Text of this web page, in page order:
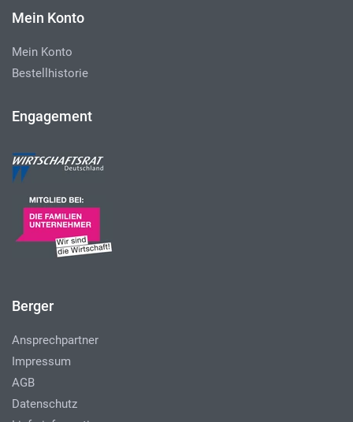
Mein Konto
Mein Konto
Bestellhistorie
Engagement
Berger
Ansprechpartner
Impressum
AGB
Datenschutz